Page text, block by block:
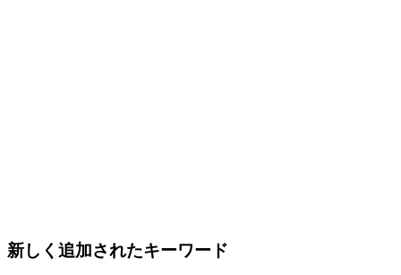
新しく追加されたキーワード